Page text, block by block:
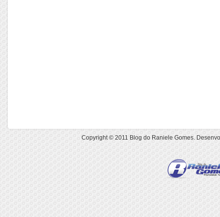
Copyright © 2011Blog do Raniele Gomes.